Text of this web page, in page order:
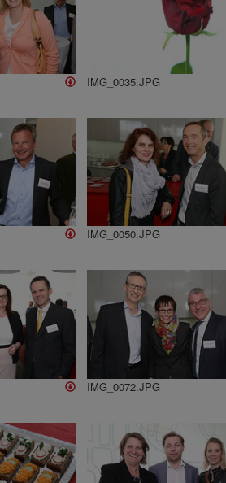
IMG_0035.JPG
IMG_0050.JPG
IMG_0072.JPG